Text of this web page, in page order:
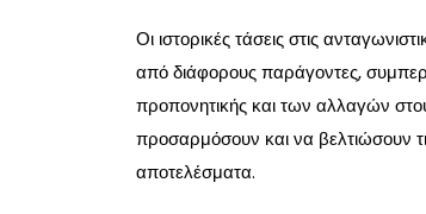
Οι ιστορικές τάσεις στις
από διάφορους παράγοντες,
προπονητικής και των αλλαγών
προσαρμόσουν και να βελτιώσουν
αποτελέσματα.